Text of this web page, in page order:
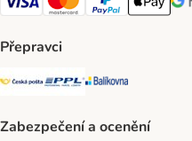
Visa Payment Method
Mastercard Payment
PayPal Payment
Apple pay
Přepravci
Česká pošta Shipping
PPL Shipping
Balíkovna
Zabezpečení a ocenění